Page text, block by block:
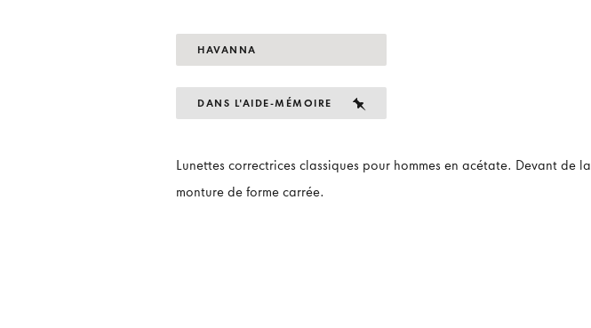
HAVANNA
DANS L'AIDE-MÉMOIRE
Lunettes correctrices classiques pour hommes en acétate. Devant de la
monture de forme carrée.